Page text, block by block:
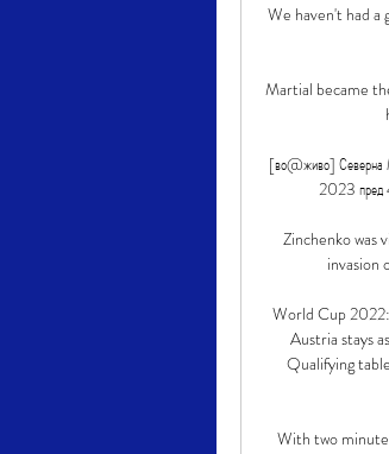
We haven't had a
Martial became
[во@живо] Северна
2023 пред
Zinchenko was
invasion
World Cup
Austria stays
Qualifying
With two